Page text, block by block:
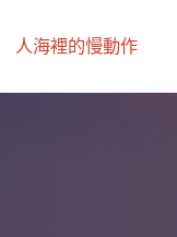
人海裡的慢動作